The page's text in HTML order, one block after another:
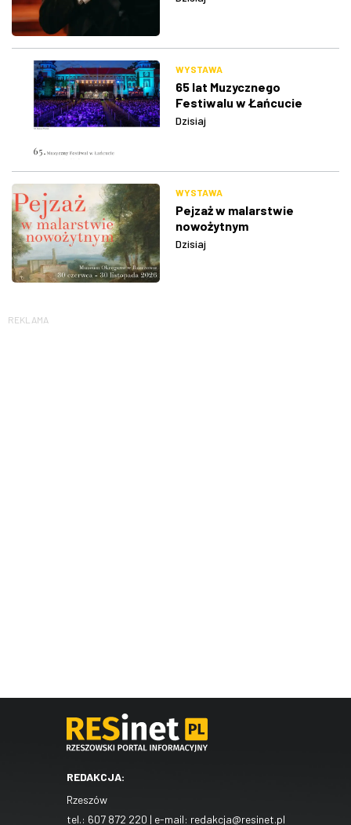
WYSTAWA
65 lat Muzycznego
Festiwalu w Łańcucie
Dzisiaj
WYSTAWA
Pejzaż w malarstwie
nowożytnym
Dzisiaj
REKLAMA
REDAKCJA:
Rzeszów
tel.: 607 872 220 | e-mail: redakcja@resinet.pl